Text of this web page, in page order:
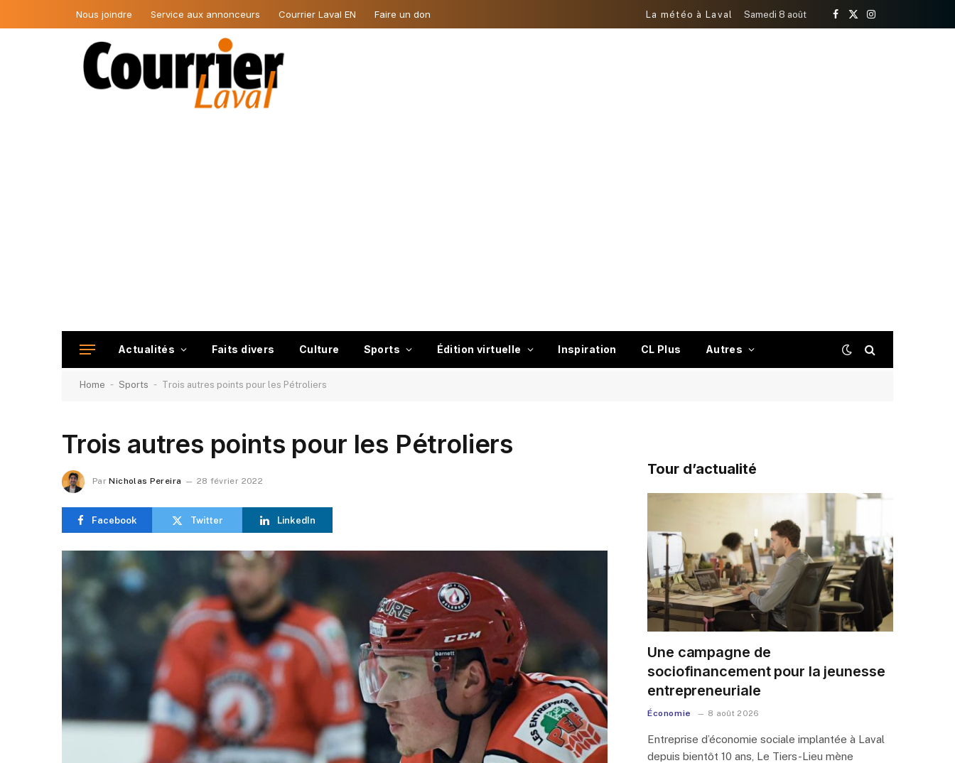
Nous joindre Service aux annonceurs Courrier Laval EN Faire un don La météo à Laval Samedi 8 août
Facebook
X
Instagram
Actualités Faits divers Culture Sports Édition virtuelle Inspiration CL Plus Autres
Home - Sports - Trois autres points pour les Pétroliers
Trois autres points pour les Pétroliers
Par Nicholas Pereira 28 février 2022
Facebook Twitter LinkedIn
Tour d’actualité
Une campagne de
sociofinancement pour la jeunesse
entrepreneuriale
Économie 8 août 2026
Entreprise d’économie sociale implantée à Laval
depuis bientôt 10 ans, Le Tiers-Lieu mène